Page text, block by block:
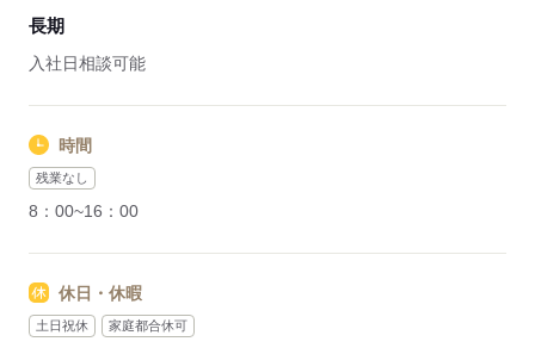
長期
入社日相談可能
時間
残業なし
8：00~16：00
休日・休暇
土日祝休 家庭都合休可